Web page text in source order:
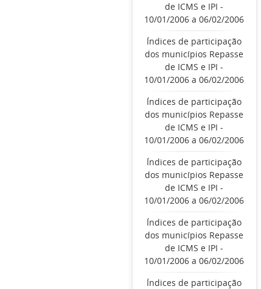
de ICMS e IPI -
10/01/2006 a 06/02/2006
Índices de participação
dos municípios Repasse
de ICMS e IPI -
10/01/2006 a 06/02/2006
Índices de participação
dos municípios Repasse
de ICMS e IPI -
10/01/2006 a 06/02/2006
Índices de participação
dos municípios Repasse
de ICMS e IPI -
10/01/2006 a 06/02/2006
Índices de participação
dos municípios Repasse
de ICMS e IPI -
10/01/2006 a 06/02/2006
Índices de participação